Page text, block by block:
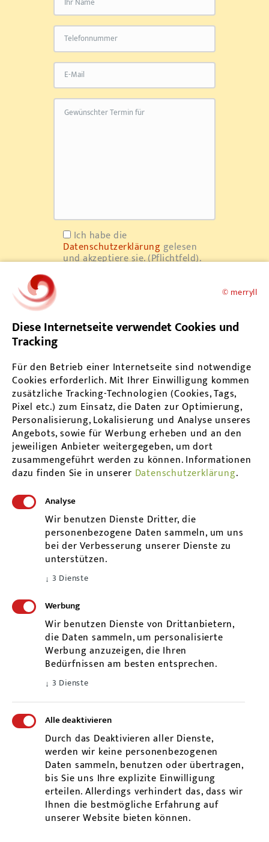
Ich habe die
Datenschutzerklärunggelesen
und akzeptiere sie. (Pflichtfeld).
Frommenhauser Str. 9
72181 Starzach - Wachendorf
praxis@sabineprobst.eu
Kontakt
Telefon: 07478 / 261 901
Handy: 0178 / 66 71 503
© merryll
Diese Internetseite verwendet Cookies und
Tracking
Für den Betrieb einer Internetseite sind notwendige
Cookies erforderlich. Mit Ihrer Einwilligung kommen
zusätzliche Tracking-Technologien (Cookies, Tags,
Pixel etc.) zum Einsatz, die Daten zur Optimierung,
Personalisierung, Lokalisierung und Analyse unseres
Angebots, sowie für Werbung erheben und an den
jeweiligen Anbieter weitergegeben, um dort
zusammengeführt werden zu können. Informationen
dazu finden Sie in unserer Datenschutzerklärung.
Analyse
Wir benutzen Dienste Dritter, die
personenbezogene Daten sammeln, um uns
bei der Verbesserung unserer Dienste zu
unterstützen.
↓ 3 Dienste
Werbung
Wir benutzen Dienste von Drittanbietern,
die Daten sammeln, um personalisierte
Werbung anzuzeigen, die Ihren
Bedürfnissen am besten entsprechen.
↓ 3 Dienste
Alle deaktivieren
Durch das Deaktivieren aller Dienste,
werden wir keine personenbezogenen
Daten sammeln, benutzen oder übertragen,
bis Sie uns Ihre explizite Einwilligung
erteilen. Allerdings verhindert das, dass wir
Ihnen die bestmögliche Erfahrung auf
unserer Website bieten können.